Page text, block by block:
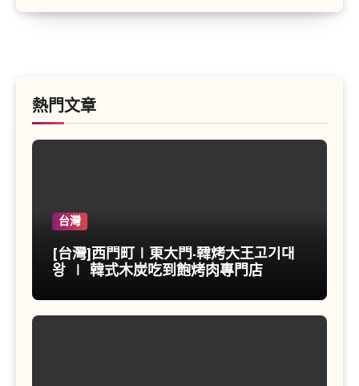
熱門文章
台灣
[台灣]西門町∣東大門-韓烤大王고기대
왕 ∣ 韓式木炭吃到飽烤肉專門店